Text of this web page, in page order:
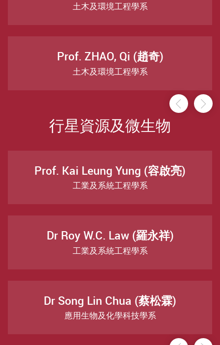
前一頁
土木及環境工程學系
Prof. ZHAO, Qi (趙奇)
土木及環境工程學系
後
行星資源及微生物
Prof. Kai Leung Yung (容啟亮)
工業及系統工程學系
Dr Roy W.C. Law (羅永祥)
工業及系統工程學系
Dr Song Lin Chua (蔡松霖)
應用生物及化學科技學系